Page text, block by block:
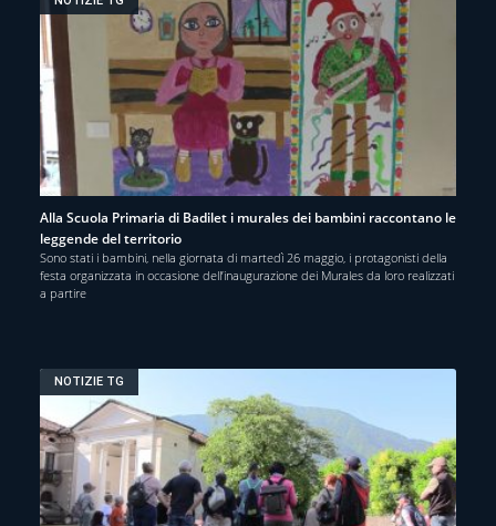
Alla Scuola Primaria di Badilet i murales dei bambini raccontano le
leggende del territorio
Sono stati i bambini, nella giornata di martedì 26 maggio, i protagonisti della
festa organizzata in occasione dell’inaugurazione dei Murales da loro realizzati
a partire
NOTIZIE TG